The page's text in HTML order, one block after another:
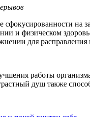
на
и физическом
для расправления
работы
душ также